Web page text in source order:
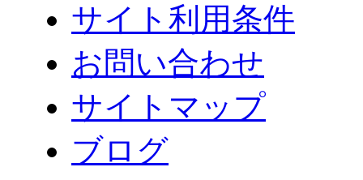
サイト利用条件
お問い合わせ
サイトマップ
ブログ